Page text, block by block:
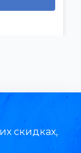
скидках,